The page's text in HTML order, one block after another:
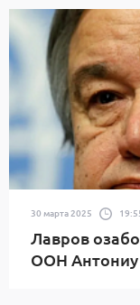
30 марта 2025
Лавров
ООН Антониу